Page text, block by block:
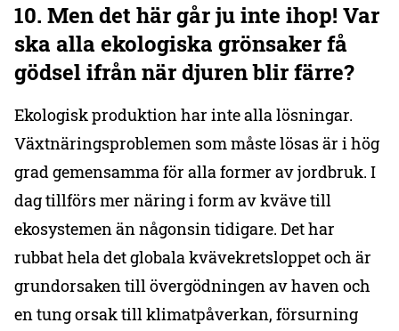
10. Men det här går ju inte ihop! Var
ska alla ekologiska grönsaker få
gödsel ifrån när djuren blir färre?
Ekologisk produktion har inte alla lösningar.
Växtnäringsproblemen som måste lösas är i hög
grad gemensamma för alla former av jordbruk. I
dag tillförs mer näring i form av kväve till
ekosystemen än någonsin tidigare. Det har
rubbat hela det globala kvävekretsloppet och är
grundorsaken till övergödningen av haven och
en tung orsak till klimatpåverkan, försurning